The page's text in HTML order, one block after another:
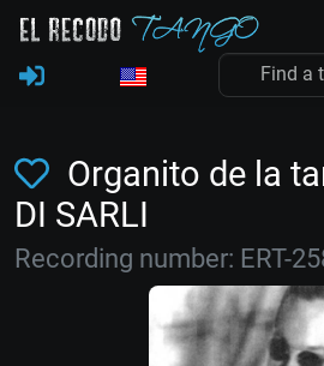
Organito de la
DI SARLI
Recording number: ERT-